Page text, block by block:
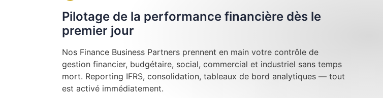
Pilotage de la performance financière dès le
premier jour
Nos Finance Business Partners prennent en main votre contrôle de
gestion financier, budgétaire, social, commercial et industriel sans temps
mort. Reporting IFRS, consolidation, tableaux de bord analytiques — tout
est activé immédiatement.